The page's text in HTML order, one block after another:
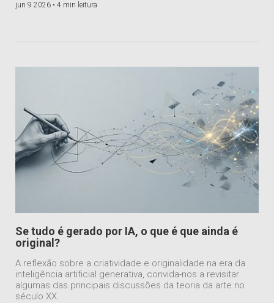
jun 9 2026 • 4 min leitura
Se tudo é gerado por IA, o que é que ainda é
original?
A reflexão sobre a criatividade e originalidade na era da
inteligência artificial generativa, convida-nos a revisitar
algumas das principais discussões da teoria da arte no
século XX.